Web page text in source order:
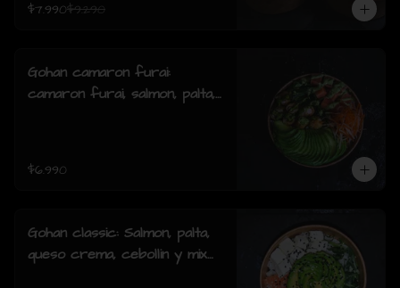
$7.990$9.290
Gohan camaron furai:
camaron furai, salmon, palta,
$6.990
Gohan classic: Salmon, palta,
queso crema, cebollin y mix